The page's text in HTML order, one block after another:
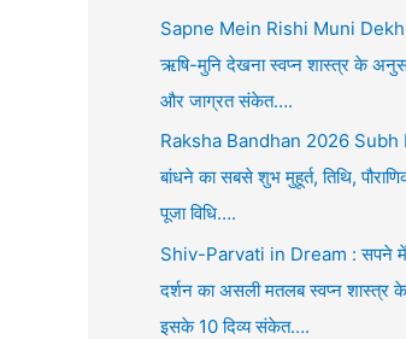
Sapne Mein Rishi Muni
ऋषि-मुनि देखना स्वप्न शास्त्र के
और जाग्रत संकेत….
Raksha Bandhan 2026 Subh
बांधने का सबसे शुभ मुहूर्त, तिथि,
पूजा विधि….
Shiv-Parvati in Dream : सपने में
दर्शन का असली मतलब स्वप्न शास्त्र
इसके 10 दिव्य संकेत….